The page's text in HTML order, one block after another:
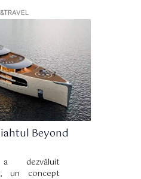
ul și-a primit
și reprezintă
de bază ale
renovare a
arhitectul
Beyond
a dezvăluit
un concept